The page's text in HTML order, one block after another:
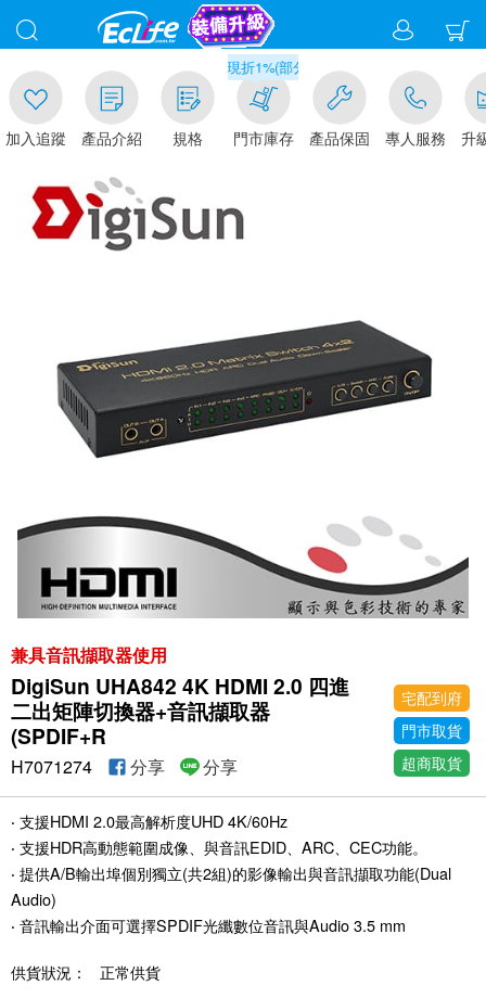
追蹤 產品介紹 規格
滿千元門市取貨現折1%(部分商品不適用)-請點我看
門市庫存 產品保固 專人服務 升級金
兼具音訊擷取器使用
DigiSun UHA842 4K HDMI 2.0 四進
二出矩陣切換器+音訊擷取器
(SPDIF+R
宅配到府
門市取貨
超商取貨
H7071274 分享 分享
‧ 支援HDMI 2.0最高解析度UHD 4K/60Hz
‧ 支援HDR高動態範圍成像、與音訊EDID、ARC、CEC功能。
‧ 提供A/B輸出埠個別獨立(共2組)的影像輸出與音訊擷取功能(Dual
Audio)
‧ 音訊輸出介面可選擇SPDIF光纖數位音訊與Audio 3.5 mm
供貨狀況： 正常供貨